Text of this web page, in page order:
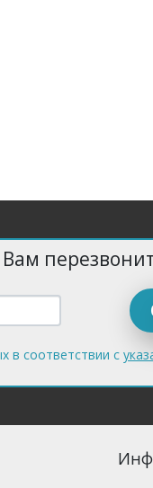
в соответствии с